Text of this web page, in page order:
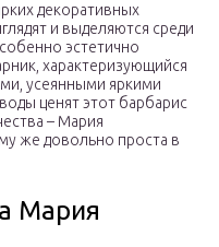
декоративных
и выделяются среди
эстетично
характеризующийся
усеянными яркими
ценят этот барбарис
– Мария
же довольно проста в
Мария